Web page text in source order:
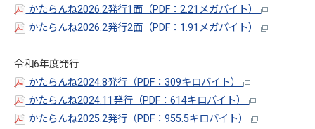
かたらんね2026.2発行1面（PDF：2.21メガバイト）
かたらんね2026.2発行2面（PDF：1.91メガバイト）
令和6年度発行
かたらんね2024.8発行（PDF：309キロバイト）
かたらんね2024.11発行（PDF：614キロバイト）
かたらんね2025.2発行（PDF：955.5キロバイト）